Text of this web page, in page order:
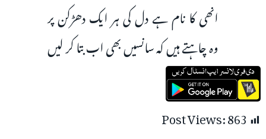
انھی کا نام ہے دل کی ہر ایک دھڑکن پر
وہ چاہتے ہیں کہ سانسیں بھی اب بتا کر لیں
Post Views:863